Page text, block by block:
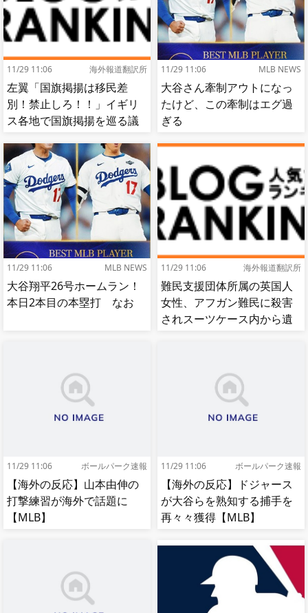
11/29 11:06 海外報道翻訳所
左翼「国旗掲揚は移民差
別！禁止しろ！！」イギリ
ス各地で国旗掲揚を巡る議
の反応]
11/29 11:06 MLB NEWS
大谷さん牽制アウトになっ
たけど、この牽制はエグ過
ぎる
11/29 11:06 MLB NEWS
大谷翔平26号ホームラン！
本日2本目の本塁打 なお
11/29 11:06 海外報道翻訳所
難民支援団体所属の英国人
女性、アフガン難民に殺害
されスーツケース内から遺
11/29 11:06 ボールパーク速報
【海外の反応】山本由伸の
打撃練習が海外で話題に
【MLB】
11/29 11:06 ボールパーク速報
【海外の反応】ドジャース
が大谷らを熟知する捕手を
再々々獲得【MLB】